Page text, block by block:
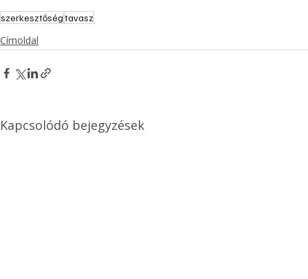
szerkesztőségtavasz
Címoldal
Kapcsolódó bejegyzések